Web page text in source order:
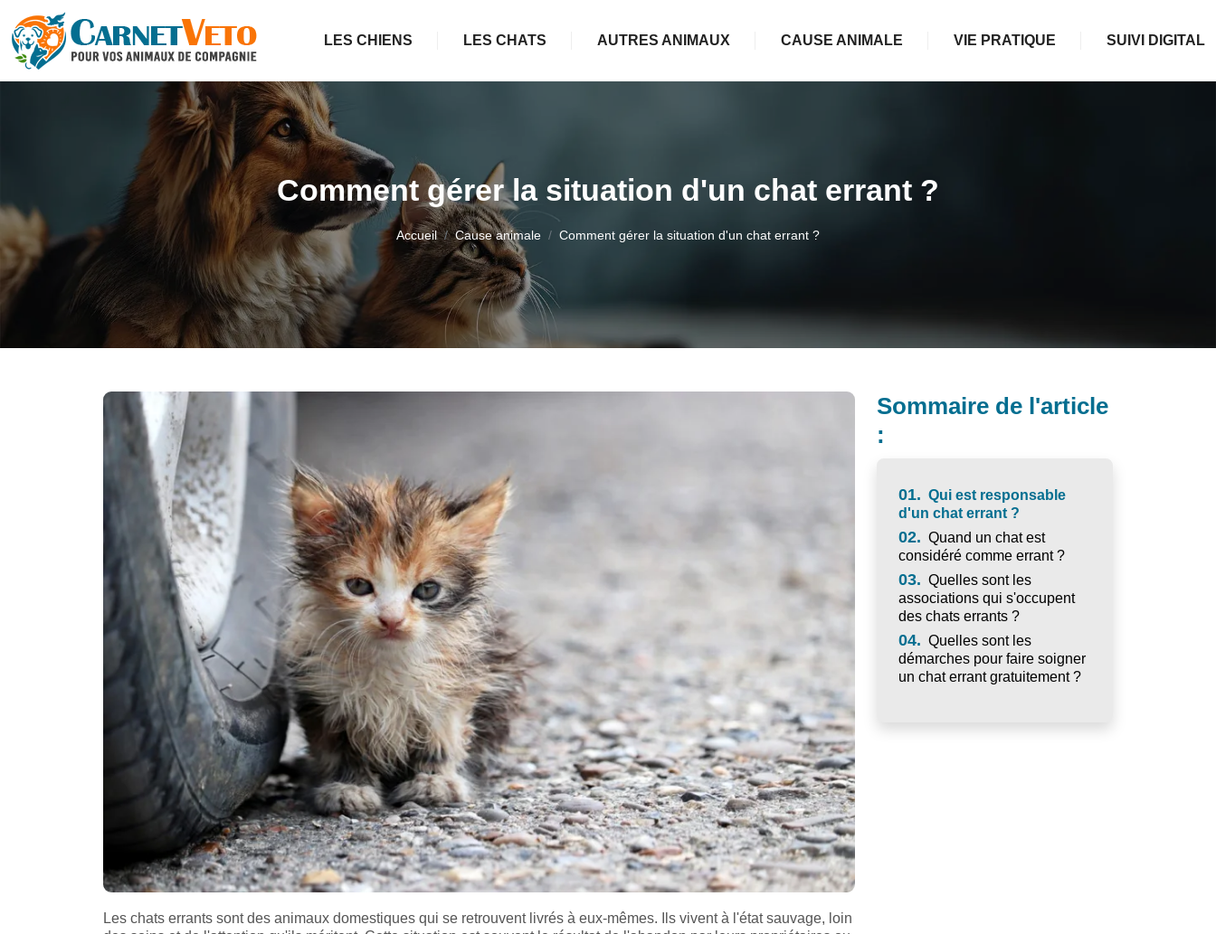
LES CHIENS LES CHATS AUTRES ANIMAUX CAUSE ANIMALE VIE PRATIQUE SUIVI DIGITAL
Comment gérer la situation d'un chat errant ?
Accueil Cause animale Comment gérer la situation d'un chat errant ?
Les chats errants sont des animaux domestiques qui se retrouvent livrés à eux-mêmes. Ils vivent à l'état sauvage, loin
Sommaire de l'article
:
01. Qui est responsable
d'un chat errant ?
02. Quand un chat est
considéré comme errant ?
03. Quelles sont les
associations qui s'occupent
des chats errants ?
04. Quelles sont les
démarches pour faire soigner
un chat errant gratuitement ?